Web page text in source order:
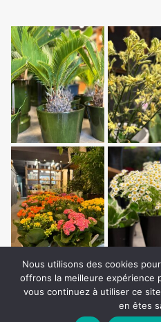
Nous utilisons des cookies
offrons la meilleure expérience
vous continuez à utiliser ce
en êtes